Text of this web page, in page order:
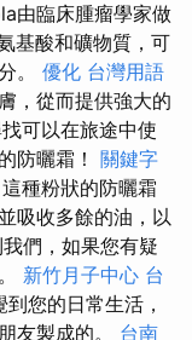
由臨床腫瘤學家做
基酸和礦物質，可
。 優化 台灣用語
，從而提供強大的
可以在旅途中使
防曬霜！ 關鍵字
這種粉狀的防曬霜
吸收多餘的油，以
們，如果您有疑
新竹月子中心 台
到您的日常生活，
友製成的。 台南